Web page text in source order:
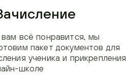
всё понравится, мы
пакет документов для
ученика и прикрепления
школе